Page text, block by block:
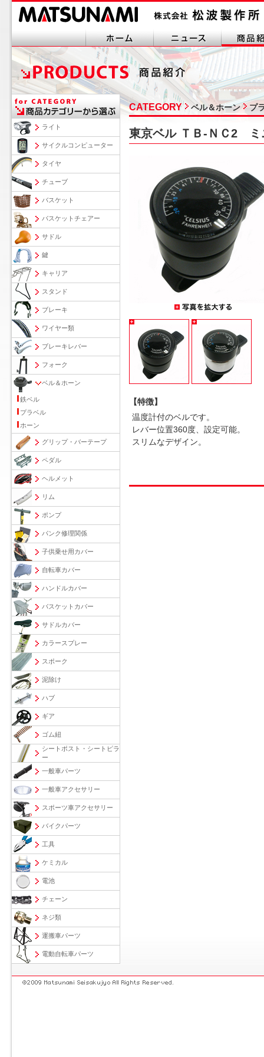
ライト
サイクルコンピューター
タイヤ
チューブ
バスケット
バスケットチェアー
サドル
鍵
キャリア
スタンド
ブレーキ
ワイヤー類
ブレーキレバー
フォーク
ベル＆ホーン
鉄ベル
プラベル
ホーン
グリップ・バーテープ
ペダル
ヘルメット
リム
ポンプ
パンク修理関係
子供乗せ用カバー
自転車カバー
ハンドルカバー
バスケットカバー
サドルカバー
カラースプレー
スポーク
泥除け
ハブ
ギア
ゴム紐
シートポスト・シートピラ
ー
一般車パーツ
一般車アクセサリー
スポーツ車アクセサリー
バイクパーツ
工具
ケミカル
電池
チェーン
ネジ類
運搬車パーツ
電動自転車パーツ
CATEGORY ベル＆ホーン プ
東京ベル ＴＢ-ＮＣ2 ミ
【特徴】
温度計付のベルです。
レバー位置360度、設定可能。
スリムなデザイン。